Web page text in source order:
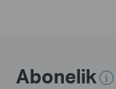
Abonelik